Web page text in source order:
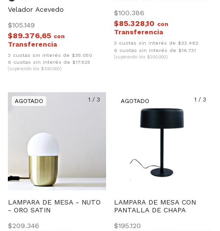
Velador Acevedo
$105.149
$89.376,65 con
3 cuotas sin interés de $35.050
6 cuotas sin interés de $17.525
(superando los $300.000)
$100.386
$85.328,10 con
3 cuotas sin interés de $33.462
6 cuotas sin interés de $16.731
(superando los $300.000)
1 / 3
LAMPARA DE MESA - NUTO
- ORO SATIN
$209.346
1 / 3
LAMPARA DE MESA CON
PANTALLA DE CHAPA
$195.120